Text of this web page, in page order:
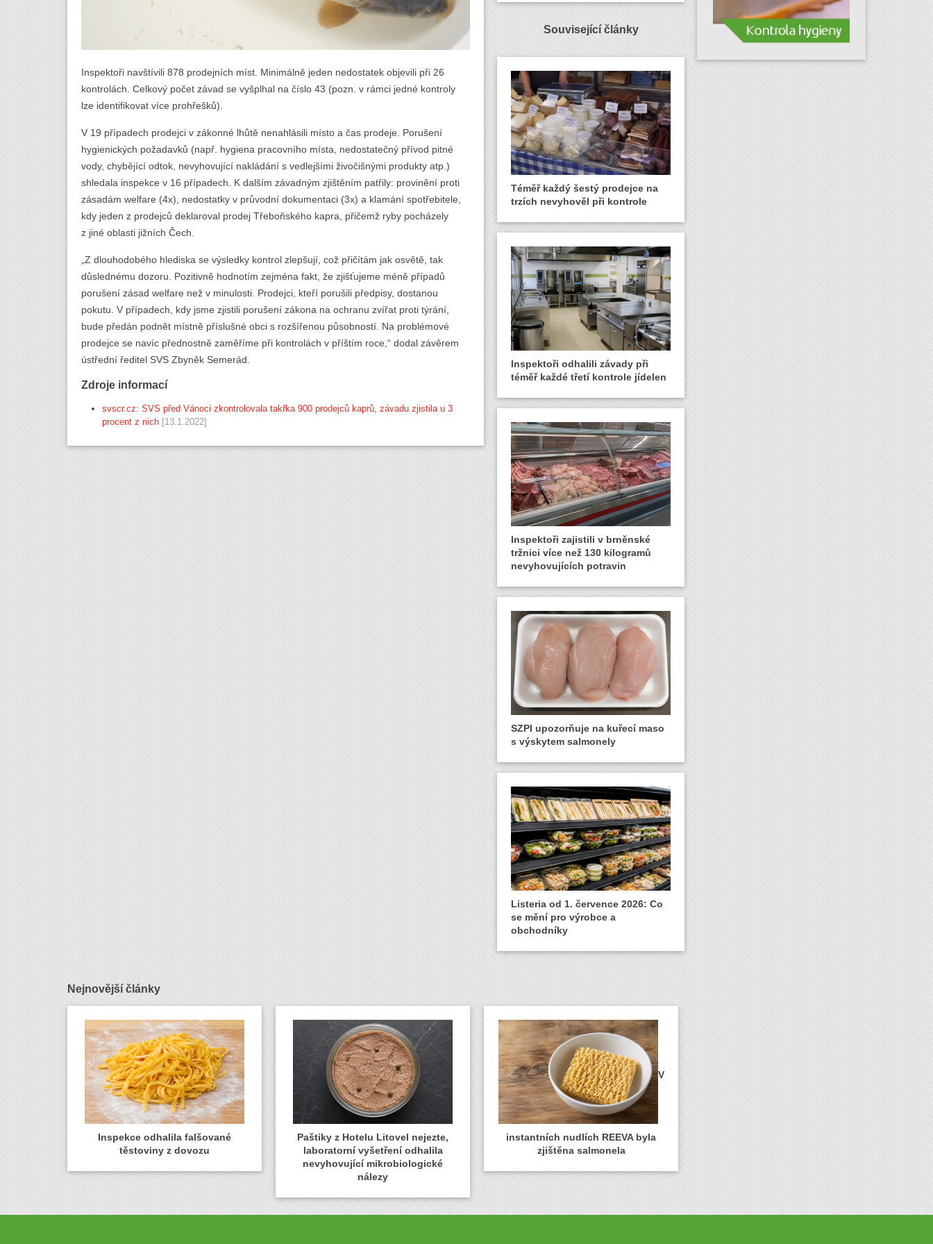
Inspektoři navštívili 878 prodejních míst. Minimálně jeden nedostatek objevili při 26
kontrolách. Celkový počet závad se vyšplhal na číslo 43 (pozn. v rámci jedné kontroly
lze identifikovat více prohřešků).
V 19 případech prodejci v zákonné lhůtě nenahlásili místo a čas prodeje. Porušení
hygienických požadavků (např. hygiena pracovního místa, nedostatečný přívod pitné
vody, chybějící odtok, nevyhovující nakládání s vedlejšími živočišnými produkty atp.)
shledala inspekce v 16 případech. K dalším závadným zjištěním patřily: provinění proti
zásadám welfare (4x), nedostatky v průvodní dokumentaci (3x) a klamání spotřebitele,
kdy jeden z prodejců deklaroval prodej Třeboňského kapra, přičemž ryby pocházely
z jiné oblasti jižních Čech.
„Z dlouhodobého hlediska se výsledky kontrol zlepšují, což přičítám jak osvětě, tak
důslednému dozoru. Pozitivně hodnotím zejména fakt, že zjišťujeme méně případů
porušení zásad welfare než v minulosti. Prodejci, kteří porušili předpisy, dostanou
pokutu. V případech, kdy jsme zjistili porušení zákona na ochranu zvířat proti týrání,
bude předán podnět místně příslušné obci s rozšířenou působností. Na problémové
prodejce se navíc přednostně zaměříme při kontrolách v příštím roce,“ dodal závěrem
ústřední ředitel SVS Zbyněk Semerád.
Zdroje informací
svscr.cz: SVS před Vánoci zkontrolovala takřka 900 prodejců kaprů, závadu zjistila u 3
procent z nich [13.1.2022]
Související články
Téměř každý šestý prodejce na
trzích nevyhověl při kontrole
Inspektoři odhalili závady při
téměř každé třetí kontrole jídelen
Inspektoři zajistili v brněnské
tržnici více než 130 kilogramů
nevyhovujících potravin
SZPI upozorňuje na kuřecí maso
s výskytem salmonely
Listeria od 1. července 2026: Co
se mění pro výrobce a
obchodníky
Nejnovější články
Inspekce odhalila falšované
těstoviny z dovozu
Paštiky z Hotelu Litovel nejezte,
laboratorní vyšetření odhalila
nevyhovující mikrobiologické
nálezy
V
instantních nudlích REEVA byla
zjištěna salmonela